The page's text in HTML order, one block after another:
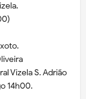
Vizela S. Adrião
14h00.